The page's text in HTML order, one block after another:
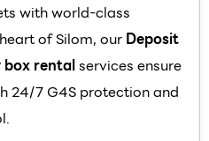
with world-class
of Silom, our Deposit
box rentalservices ensure
24/7 G4S protection and